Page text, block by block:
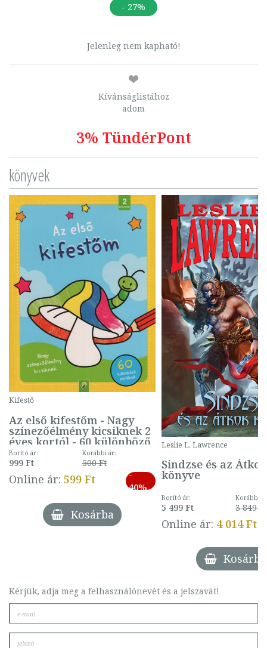
- 27%
Jelenleg nem kapható!
Kívánságlistához
adom
3% TündérPont
könyvek
Kifestő
Az első kifestőm - Nagy
színezőélmény kicsiknek 2
éves kortól - 60 különböző
mintával (gombás)
Borító ár:
999 Ft
Korábbi ár:
500 Ft
Online ár: 599 Ft
-
40%
Kosárba
Leslie L. Lawrence
Sindzse és az Átkok
könyve
Borító ár:
5 499 Ft
Korábbi
3 849 Ft
Online ár: 4 014 Ft
Kosárba
Kérjük, adja meg a felhasználónevét és a jelszavát!